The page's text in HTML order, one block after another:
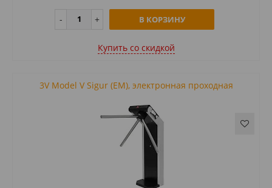
В КОРЗИНУ
Купить cо скидкой
3V Model V Sigur (EM), электронная проходная